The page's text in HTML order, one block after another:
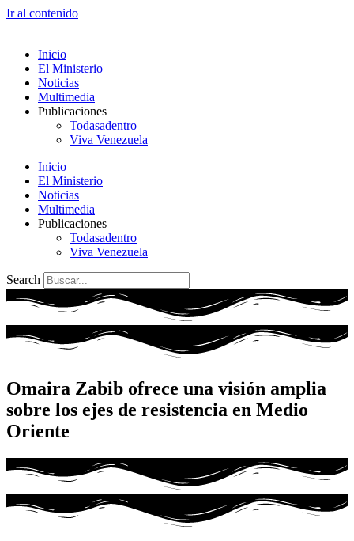
Ir al contenido
Inicio
El Ministerio
Noticias
Multimedia
Publicaciones
Todasadentro
Viva Venezuela
Inicio
El Ministerio
Noticias
Multimedia
Publicaciones
Todasadentro
Viva Venezuela
Search
Omaira Zabib ofrece una visión amplia
sobre los ejes de resistencia en Medio
Oriente